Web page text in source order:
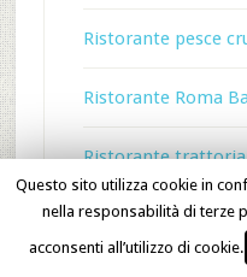
Ristorante pesce
Ristorante Roma
Ristorante trattoria
RISTORANTI
Questo sito utilizza cookie in
nella responsabilità di terze
acconsenti all’utilizzo di cookie.